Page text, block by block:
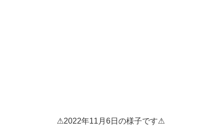
⚠2022年11月6日の様子です⚠